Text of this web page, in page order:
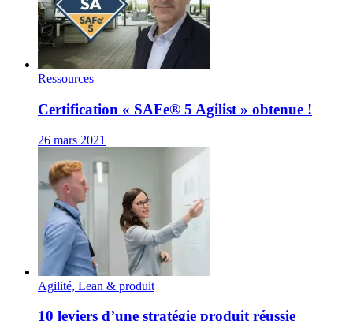
Ressources
Certification « SAFe® 5 Agilist » obtenue !
26 mars 2021
Agilité, Lean & produit
10 leviers d’une stratégie produit réussie